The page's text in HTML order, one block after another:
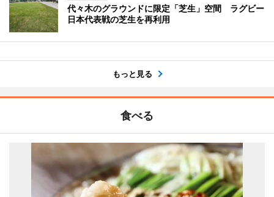
代々木のグラウンドに限定「芝生」空間 ラグビー
日本代表戦の芝生を再利用
もっと見る
食べる